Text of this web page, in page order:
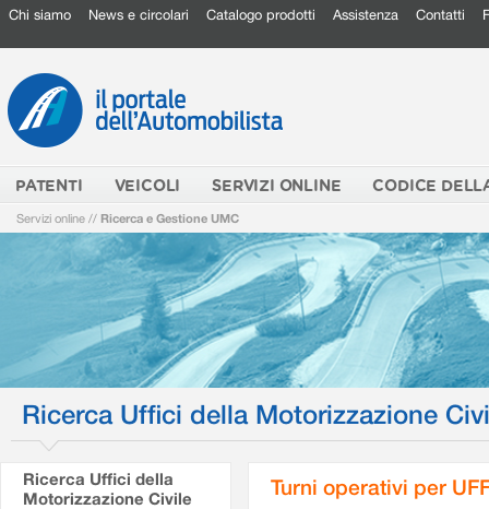
Chi siamo News e circolari Catalogo prodotti Assistenza Contatti
PATENTI VEICOLI SERVIZI ONLINE CODICE
Servizi online // Ricerca e Gestione UMC
Ricerca Uffici della Motorizzazione
Ricerca Uffici della
Motorizzazione Civile
Turni operativi per